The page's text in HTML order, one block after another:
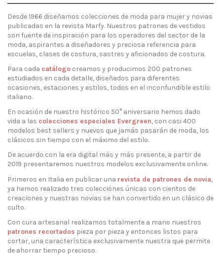
Desde 1966 diseñamos colecciones de moda para mujer y novias
publicadas en la revista Marfy. Nuestros patrones de vestidos
son fuente de inspiración para los operadores del sector de la
moda, aspirantes a diseñadores y preciosa referencia para
escuelas, clases de costura, sastres y aficionados de costura.
Para cada catálogo creamos y producimos 200 patrones
estudiados en cada detalle, diseñados para diferentes
ocasiones, estaciones y estilos, todos en el inconfundible estilo
italiano.
En ocasión de nuestro histórico 50° aniversario hemos dado
vida a las colecciones especiales Evergreen, con casi 400
modelos best sellers y nuevos que jamás pasarán de moda, los
clásicos sin tiempo con el máximo del estilo.
De acuerdo con la era digital más y más presente, a partir de
2019 presentaremos nuestros modelos exclusivamente online.
Primeros en Italia en publicar una revista de patrones de novia,
ya hemos realizado tres colecciónes únicas con cientos de
creaciones y nuestras novias se han convertido en un clásico de
culto.
Con cura artesanal realizamos totalmente a mano nuestros
patrones recortados pieza por pieza y entonces listos para
cortar, una característica exclusivamente nuestra que permite
de ahorrar tiempo precioso.